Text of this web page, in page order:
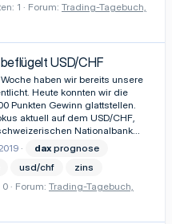
1 Forum: Trading-Tagebuch,
USD/CHF
haben wir bereits unsere
Heute konnten wir die
Punkten Gewinn glattstellen.
aktuell auf dem USD/CHF,
Nationalbank...
dax prognose
usd/chf
zins
0 Forum: Trading-Tagebuch,